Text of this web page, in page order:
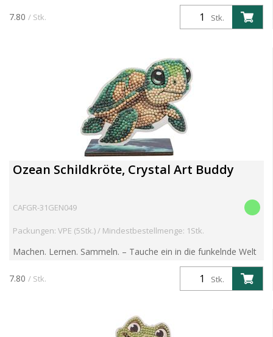
Stk.
7.80 / Stk.
Ozean Schildkröte, Crystal Art Buddy
CAFGR-31GEN049
Packungen: VPE (5Stk.) / Mindestbestellmenge: 1Stk.
Machen. Lernen. Sammeln. – Tauche ein in die funkelnde Welt
der Crystal Art Wildlife Buddies! Entdecke die brandneue
Crystal Art Wildlife Buddies Kollektion – eine faszin...Stk.
7.80 / Stk.